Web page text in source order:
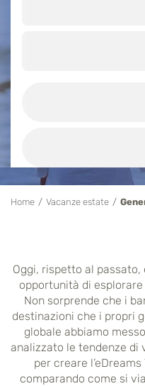
Home Vacanze estate
Oggi, rispetto al
opportunità di
Non sorprende che i
destinazioni che i propri
globale abbiamo
analizzato le tendenze di
per creare
comparando come si